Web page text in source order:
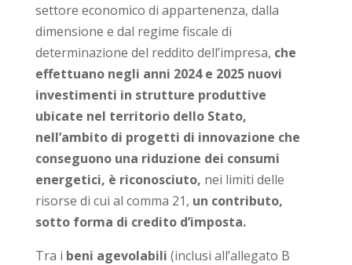
settore economico di appartenenza, dalla
dimensione e dal regime fiscale di
determinazione del reddito dell’impresa, che
effettuano negli anni 2024 e 2025 nuovi
investimenti in strutture produttive
ubicate nel territorio dello Stato,
nell’ambito di progetti di innovazione che
conseguono una riduzione dei consumi
energetici, è riconosciuto, nei limiti delle
risorse di cui al comma 21, un contributo,
sotto forma di credito d’imposta.
Tra i beni agevolabili (inclusi all’allegato B